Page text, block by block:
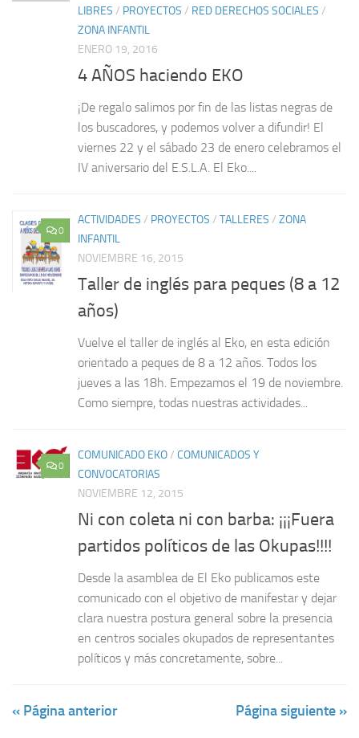
LIBRES / PROYECTOS / RED DERECHOS SOCIALES /
ZONA INFANTIL
ENERO 19, 2016
4 AÑOS haciendo EKO
¡De regalo salimos por fin de las listas negras de
los buscadores, y podemos volver a difundir! El
viernes 22 y el sábado 23 de enero celebramos el
IV aniversario del E.S.L.A. El Eko....
0
ACTIVIDADES / PROYECTOS / TALLERES / ZONA
INFANTIL
NOVIEMBRE 16, 2015
Taller de inglés para peques (8 a 12
años)
Vuelve el taller de inglés al Eko, en esta edición
orientado a peques de 8 a 12 años. Todos los
jueves a las 18h. Empezamos el 19 de noviembre.
Como siempre, todas nuestras actividades...
0
COMUNICADO EKO/ COMUNICADOS Y
CONVOCATORIAS
NOVIEMBRE 12, 2015
Ni con coleta ni con barba: ¡¡¡Fuera
partidos políticos de las Okupas!!!!
Desde la asamblea de El Eko publicamos este
comunicado con el objetivo de manifestar y dejar
clara nuestra postura general sobre la presencia
en centros sociales okupados de representantes
políticos y más concretamente, sobre...
« Página anterior Página siguiente »